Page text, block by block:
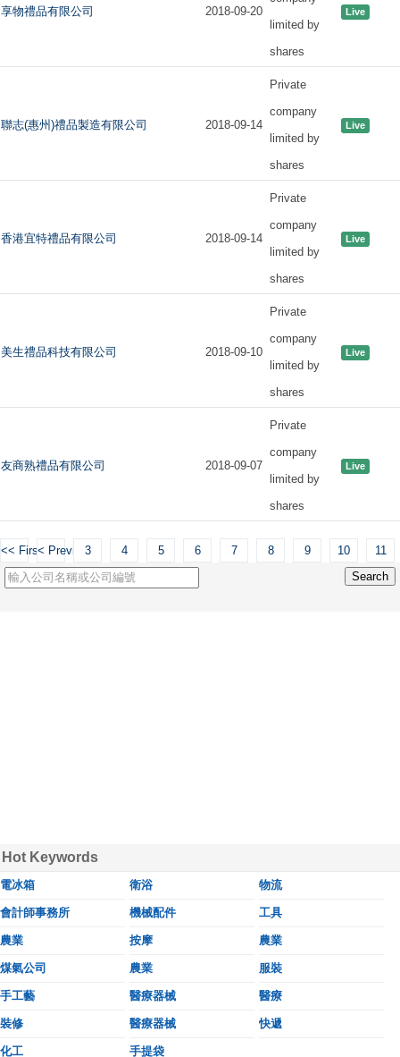
享物禮品有限公司 2018-09-20
limited by
shares
Live
聯志(惠州)禮品製造有限公司 2018-09-14
Private
company
limited by
shares
Live
香港宜特禮品有限公司 2018-09-14
Private
company
limited by
shares
Live
美生禮品科技有限公司 2018-09-10
Private
company
limited by
shares
Live
友商熟禮品有限公司 2018-09-07
Private
company
limited by
shares
Live
<< First< Previous
3 4 5 6 7 8 9 10 11
Hot Keywords
電冰箱 衛浴 物流
會計師事務所 機械配件 工具
農業 按摩 農業
煤氣公司 農業 服裝
手工藝 醫療器械 醫療
裝修 醫療器械 快遞
化工 手提袋